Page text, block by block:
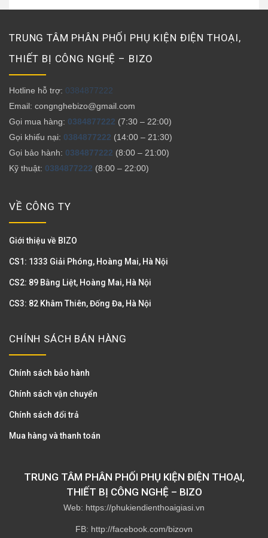
TRUNG TÂM PHÂN PHỐI PHỤ KIỆN ĐIỆN THOẠI,
THIẾT BỊ CÔNG NGHỆ – BIZO
Hotline hỗ trợ: 0384877222
Email: congnghebizo@gmail.com
Gọi mua hàng: 0384877222 (7:30 – 22:00)
Gọi khiếu nại: 0384877222 (14:00 – 21:30)
Gọi bảo hành: 0384877222 (8:00 – 21:00)
Kỹ thuật: 0384877222 (8:00 – 22:00)
VỀ CÔNG TY
Giới thiệu về BIZO
CS1: 1333 Giải Phóng, Hoàng Mai, Hà Nội
CS2: 89 Bằng Liệt, Hoàng Mai, Hà Nội
CS3: 82 Khâm Thiên, Đống Đa, Hà Nội
CHÍNH SÁCH BÁN HÀNG
Chính sách bảo hành
Chính sách vận chuyển
Chính sách đổi trả
Mua hàng và thanh toán
TRUNG TÂM PHÂN PHỐI PHỤ KIỆN ĐIỆN THOẠI,
THIẾT BỊ CÔNG NGHỆ – BIZO
Web: https://phukiendienthoaigiasi.vn
FB: http://facebook.com/bizovn